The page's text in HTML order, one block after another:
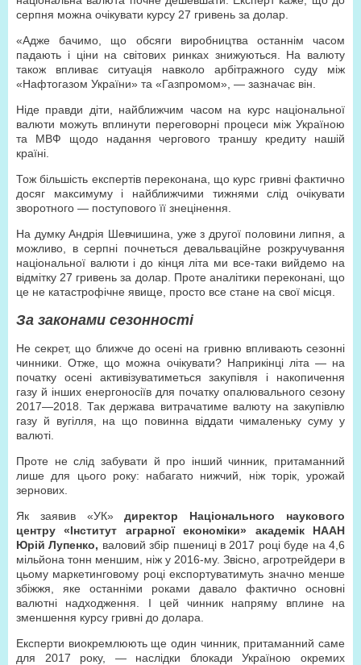
серпня можна очікувати курсу 27 гривень за долар.
«Адже бачимо, що обсяги виробництва останнім часом
падають і ціни на світових ринках знижуються. На валюту
також впливає ситуація навколо арбітражного суду між
«Нафтогазом України» та «Газпромом», — зазначає він.
Ніде правди діти, найближчим часом на курс національної
валюти можуть вплинути переговорні процеси між Україною
та МВФ щодо надання чергового траншу кредиту нашій
країні.
Тож більшість експертів переконана, що курс гривні фактично
досяг максимуму і найближчими тижнями слід очікувати
зворотного — поступового її знецінення.
На думку Андрія Шевчишина, уже з другої половини липня, а
можливо, в серпні почнеться девальваційне розкручування
національної валюти і до кінця літа ми все-таки вийдемо на
відмітку 27 гривень за долар. Проте аналітики переконані, що
це не катастрофічне явище, просто все стане на свої місця.
За законами сезонності
Не секрет, що ближче до осені на гривню впливають сезонні
чинники. Отже, що можна очікувати? Наприкінці літа — на
початку осені активізуватиметься закупівля і накопичення
газу й інших енергоносіїв для початку опалювального сезону
2017—2018. Так держава витрачатиме валюту на закупівлю
газу й вугілля, на що повинна віддати чималеньку суму у
валюті.
Проте не слід забувати й про інший чинник, притаманний
лише для цього року: набагато нижчий, ніж торік, урожай
зернових.
Як заявив «УК»директор Національного наукового
центру «Інститут аграрної економіки» академік НААН
Юрій Лупенко, валовий збір пшениці в 2017 році буде на 4,6
мільйона тонн меншим, ніж у 2016-му. Звісно, агротрейдери в
цьому маркетинговому році експортуватимуть значно менше
збіжжя, яке останніми роками давало фактично основні
валютні надходження. І цей чинник напряму вплине на
зменшення курсу гривні до долара.
Експерти виокремлюють ще один чинник, притаманний саме
для 2017 року, — наслідки блокади Україною окремих